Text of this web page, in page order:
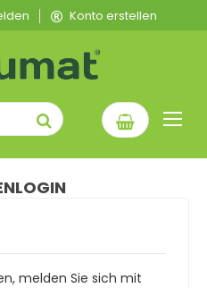
Konto erstellen
melden Sie sich mit